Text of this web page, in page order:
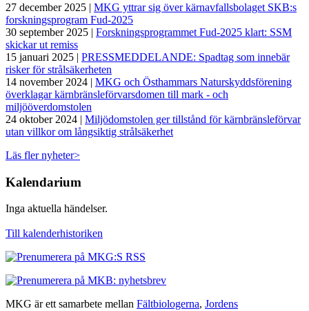
27 december 2025 | MKG yttrar sig över kärnavfallsbolaget SKB:s
forskningsprogram Fud-2025
30 september 2025 | Forskningsprogrammet Fud-2025 klart: SSM
skickar ut remiss
15 januari 2025 | PRESSMEDDELANDE: Spadtag som innebär
risker för strålsäkerheten
14 november 2024 | MKG och Östhammars Naturskyddsförening
överklagar kärnbränsleförvarsdomen till mark - och
miljööverdomstolen
24 oktober 2024 | Miljödomstolen ger tillstånd för kärnbränsleförvar
utan villkor om långsiktig strålsäkerhet
Läs fler nyheter>
Kalendarium
Inga aktuella händelser.
Till kalenderhistoriken
MKG är ett samarbete mellan Fältbiologerna, Jordens